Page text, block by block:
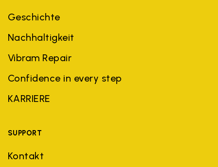
Geschichte
Nachhaltigkeit
Vibram Repair
Confidence in every step
KARRIERE
SUPPORT
Kontakt